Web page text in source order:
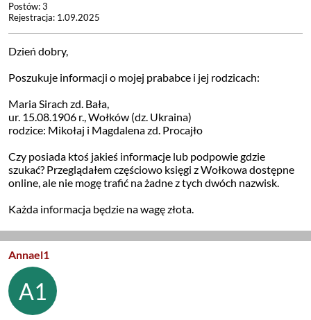
Postów: 3
Rejestracja: 1.09.2025
Dzień dobry,
Poszukuje informacji o mojej prababce i jej rodzicach:
Maria Sirach zd. Bała,
ur. 15.08.1906 r., Wołków (dz. Ukraina)
rodzice: Mikołaj i Magdalena zd. Procajło
Czy posiada ktoś jakieś informacje lub podpowie gdzie
szukać? Przeglądałem częściowo księgi z Wołkowa dostępne
online, ale nie mogę trafić na żadne z tych dwóch nazwisk.
Każda informacja będzie na wagę złota.
Annael1